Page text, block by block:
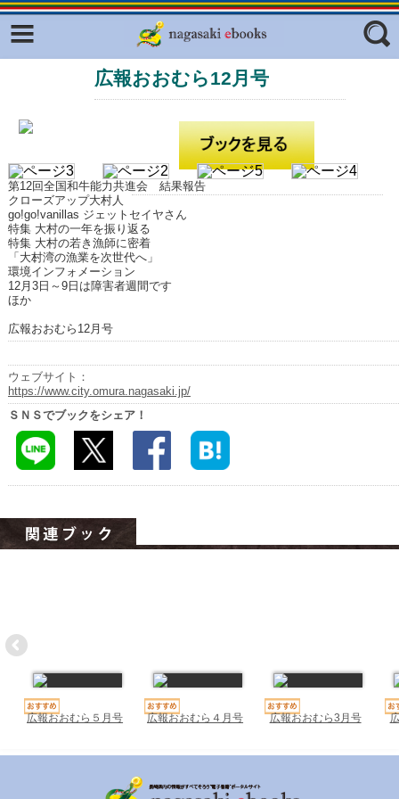
フリーワード
ジャンル
広報おおむら12月号
第12回全国和牛能力共進会 結果報告
クローズアップ大村人
go!go!vanillas ジェットセイヤさん
特集 大村の一年を振り返る
特集 大村の若き漁師に密着
「大村湾の漁業を次世代へ」
環境インフォメーション
12月3日～9日は障害者週間です
ほか
広報おおむら12月号
ウェブサイト：
https://www.city.omura.nagasaki.jp/
ＳＮＳでブックをシェア！
広報おおむら５月号 広報おおむら４月号 広報おおむら3月号
Facebook
ふくいろキラリプロジェクト
ラリー（TOKYO Brochures）
はじめてご利用される方へ
コンテンツ
広報誌ナビ
明治日本の産業革命遺産
関連遺産
大学・専門学校ナビ
ハイスクールナビ
小・中学校ナビ
ごとうebooks
ながさき市ebooks